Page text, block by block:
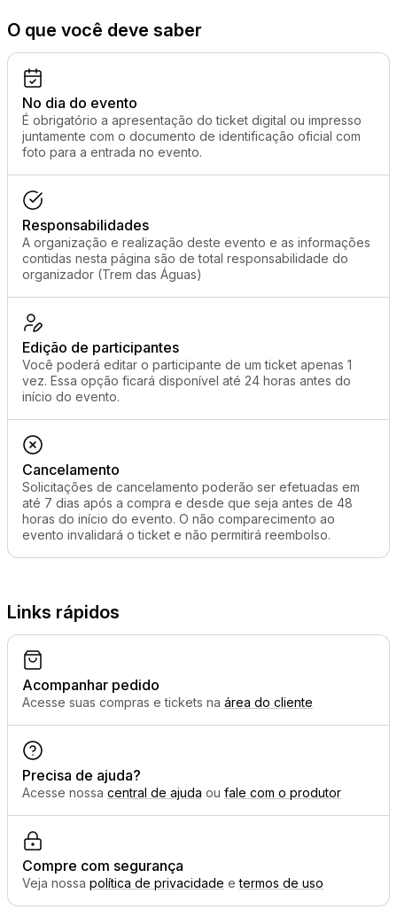
O que você deve saber
No dia do evento
É obrigatório a apresentação do ticket digital ou impresso
juntamente com o documento de identificação oficial com
foto para a entrada no evento.
Responsabilidades
A organização e realização deste evento e as informações
contidas nesta página são de total responsabilidade do
organizador (Trem das Águas)
Edição de participantes
Você poderá editar o participante de um ticket apenas 1
vez. Essa opção ficará disponível até 24 horas antes do
início do evento.
Cancelamento
Solicitações de cancelamento poderão ser efetuadas em
até 7 dias após a compra e desde que seja antes de 48
horas do início do evento. O não comparecimento ao
evento invalidará o ticket e não permitirá reembolso.
Links rápidos
Acompanhar pedido
Acesse suas compras e tickets na área do cliente
Precisa de ajuda?
Acesse nossa central de ajuda ou fale com o produtor
Compre com segurança
Veja nossa política de privacidade etermos de uso